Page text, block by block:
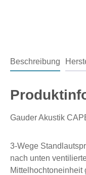
Beschreibung
Gauder Akustik
3-Wege
nach unten
Mittelhochtoneinheit